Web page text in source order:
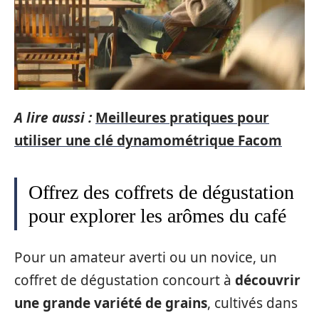
A lire aussi : Meilleures pratiques pour
utiliser une clé dynamométrique Facom
Offrez des coffrets de dégustation
pour explorer les arômes du café
Pour un amateur averti ou un novice, un
coffret de dégustation concourt à découvrir
une grande variété de grains, cultivés dans